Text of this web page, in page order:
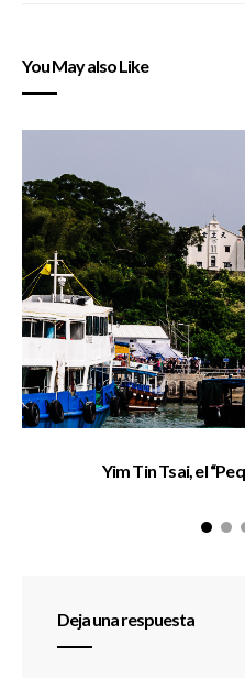
You May also Like
Yim Tin Tsai, el
Deja una respuesta